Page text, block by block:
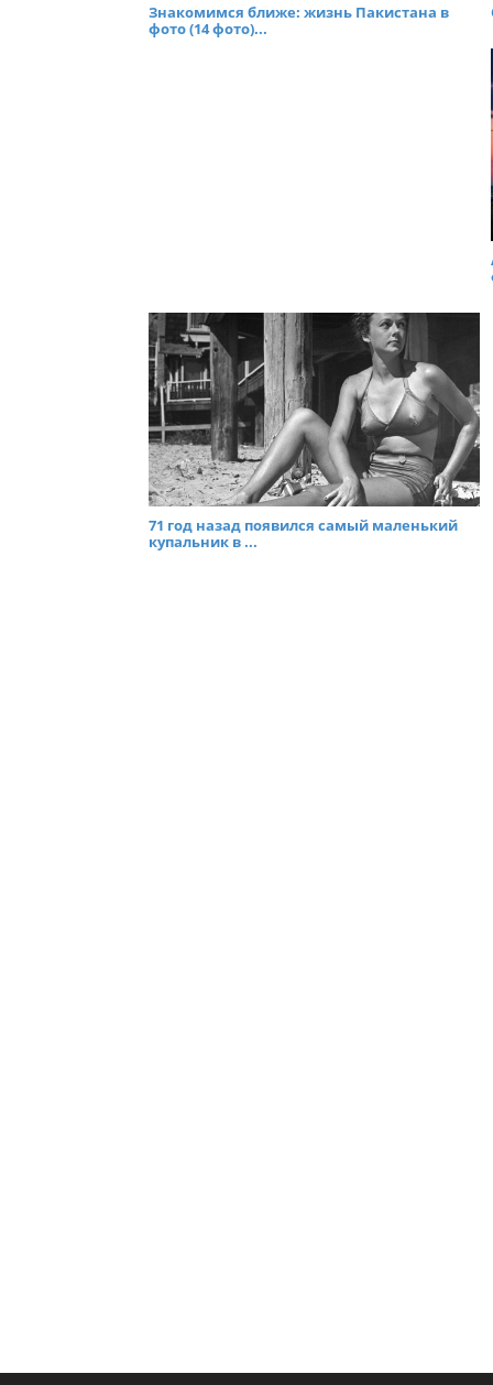
Знакомимся ближе: жизнь Пакистана в
фото (14 фото)...
71 год назад появился самый маленький
купальник в ...